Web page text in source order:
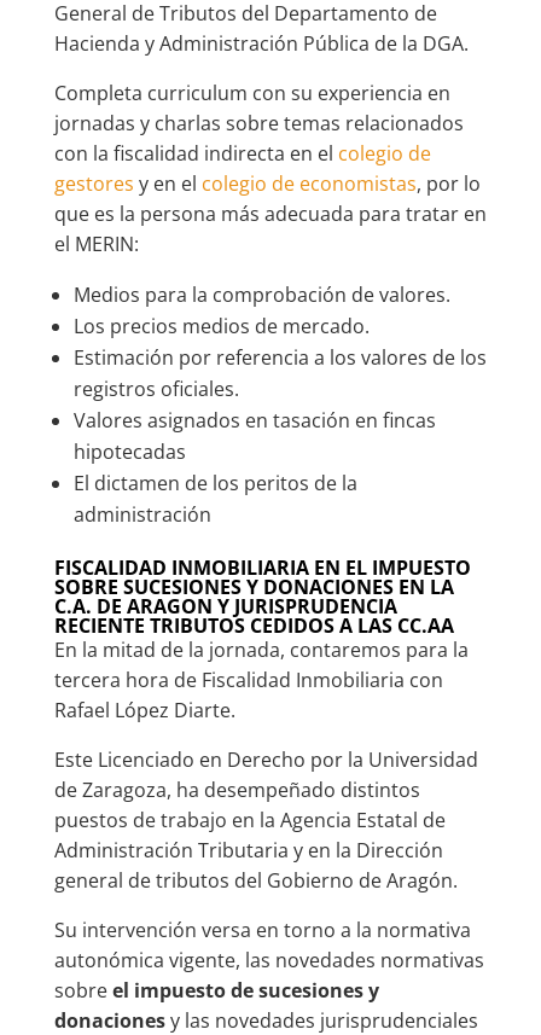
General de Tributos del Departamento de
Hacienda y Administración Pública de la DGA.
Completa curriculum con su experiencia en
jornadas y charlas sobre temas relacionados
con la fiscalidad indirecta en el colegio de
gestores y en el colegio de economistas, por lo
que es la persona más adecuada para tratar en
el MERIN:
Medios para la comprobación de valores.
Los precios medios de mercado.
Estimación por referencia a los valores de los
registros oficiales.
Valores asignados en tasación en fincas
hipotecadas
El dictamen de los peritos de la
administración
FISCALIDAD INMOBILIARIA EN EL IMPUESTO
SOBRE SUCESIONES Y DONACIONES EN LA
C.A. DE ARAGON Y JURISPRUDENCIA
RECIENTE TRIBUTOS CEDIDOS A LAS CC.AA
En la mitad de la jornada, contaremos para la
tercera hora de Fiscalidad Inmobiliaria con
Rafael López Diarte.
Este Licenciado en Derecho por la Universidad
de Zaragoza, ha desempeñado distintos
puestos de trabajo en la Agencia Estatal de
Administración Tributaria y en la Dirección
general de tributos del Gobierno de Aragón.
Su intervención versa en torno a la normativa
autonómica vigente, las novedades normativas
sobreel impuesto de sucesiones y
donacionesy las novedades jurisprudenciales